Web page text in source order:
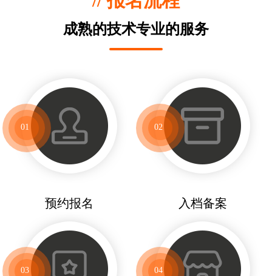
成熟的技术专业的服务
01
预约报名
02
入档备案
03 04